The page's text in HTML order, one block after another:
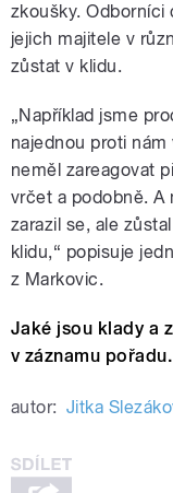
zkoušky. Odborníci
jejich majitele v
zůstat v klidu.
„Například jsme
najednou proti
neměl zareagovat
vrčet a podobně. A
zarazil se, ale
klidu,“ popisuje
z Markovic.
Jaké jsou klady a
v záznamu pořadu.
autor: Jitka